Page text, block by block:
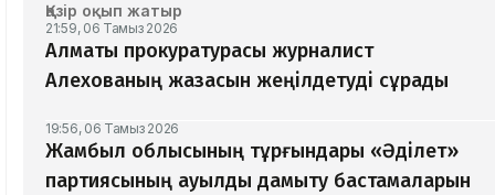
Қазір оқып жатыр
21:59, 06 Тамыз 2026
Алматы прокуратурасы журналист
Алехованың жазасын жеңілдетуді сұрады
19:56, 06 Тамыз 2026
Жамбыл облысының тұрғындары «Әділет»
партиясының ауылды дамыту бастамаларын